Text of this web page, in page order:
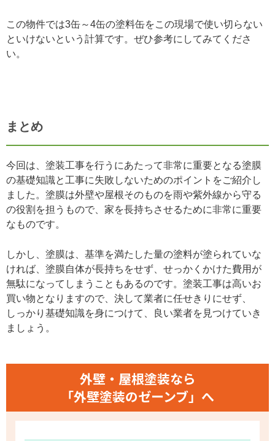
この物件では3缶～4缶の塗料缶をこの現場で使い切らない
といけないという計算です。ぜひ参考にしてみてくださ
い。
まとめ
今回は、塗装工事を行うにあたって非常に重要となる塗膜
の基礎知識と工事に失敗しないためのポイントをご紹介し
ました。塗膜は外壁や屋根そのものを雨や紫外線から守る
の役割を担うもので、家を長持ちさせるために非常に重要
なものです。
しかし、塗膜は、基準を満たした量の塗料が塗られていな
ければ、塗膜自体が長持ちをせず、せっかくかけた費用が
無駄になってしまうこともあるのです。塗装工事は高いお
買い物となりますので、決して業者に任せきりにせず、
しっかり基礎知識を身につけて、良い業者を見つけていき
ましょう。
外壁・屋根塗装なら
「外壁塗装のゼーンブ」へ